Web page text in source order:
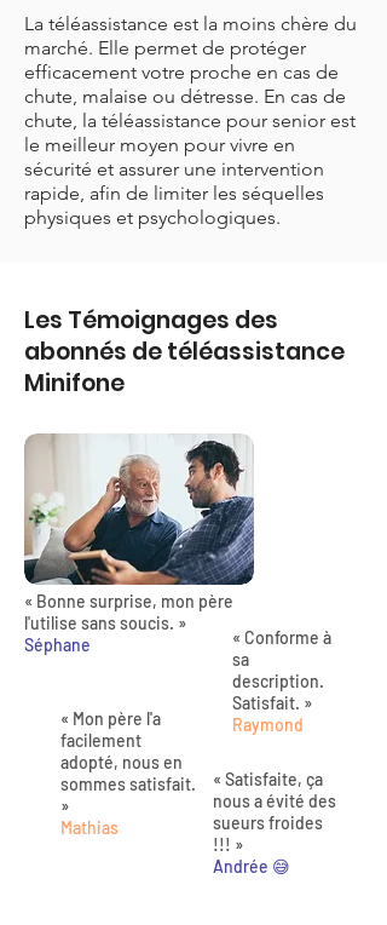
La téléassistance est la moins chère du
marché. Elle permet de protéger
efficacement votre proche en cas de
chute, malaise ou détresse. En cas de
chute, la téléassistance pour senior est
le meilleur moyen pour vivre en
sécurité et assurer une intervention
rapide, afin de limiter les séquelles
physiques et psychologiques.
Les Témoignages des
abonnés de téléassistance
Minifone
« Bonne surprise, mon père
l'utilise sans soucis. »
Séphane
« Mon père l'a
facilement
adopté, nous en
sommes satisfait.
»
Mathias
« Conforme à
sa
description.
Satisfait. »
Raymond
« Satisfaite, ça
nous a évité des
sueurs froides
!!! »
Andrée 😅